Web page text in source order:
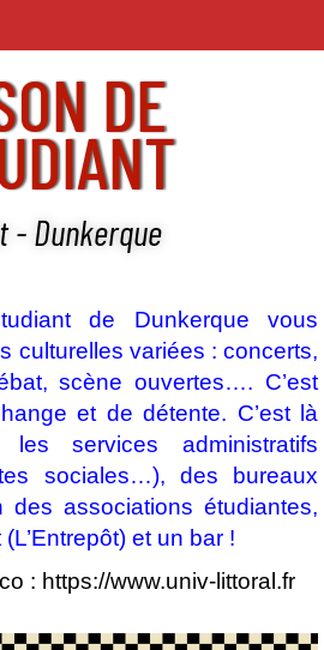
DE
- Dunkerque
de Dunkerque vous
culturelles variées : concerts,
scène ouvertes…. C’est
et de détente. C’est là
services administratifs
sociales…), des bureaux
associations étudiantes,
et un bar !
: https://www.univ-littoral.fr